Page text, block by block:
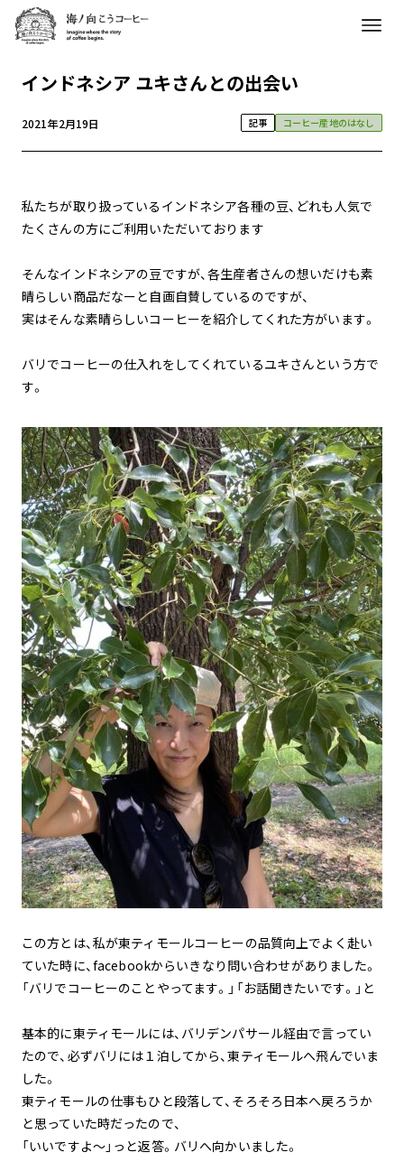
インドネシア ユキさんとの出会い
2021年2月19日 記事 コーヒー産地のはなし
私たちが取り扱っているインドネシア各種の豆、どれも人気で
たくさんの方にご利用いただいております
そんなインドネシアの豆ですが、各生産者さんの想いだけも素
晴らしい商品だなーと自画自賛しているのですが、
実はそんな素晴らしいコーヒーを紹介してくれた方がいます。
バリでコーヒーの仕入れをしてくれているユキさんという方で
す。
この方とは、私が東ティモールコーヒーの品質向上でよく赴い
ていた時に、facebookからいきなり問い合わせがありました。
「バリでコーヒーのことやってます。」「お話聞きたいです。」と
基本的に東ティモールには、バリデンパサール経由で言ってい
たので、必ずバリには１泊してから、東ティモールへ飛んでいま
した。
東ティモールの仕事もひと段落して、そろそろ日本へ戻ろうか
と思っていた時だったので、
「いいですよ〜」っと返答。バリへ向かいました。